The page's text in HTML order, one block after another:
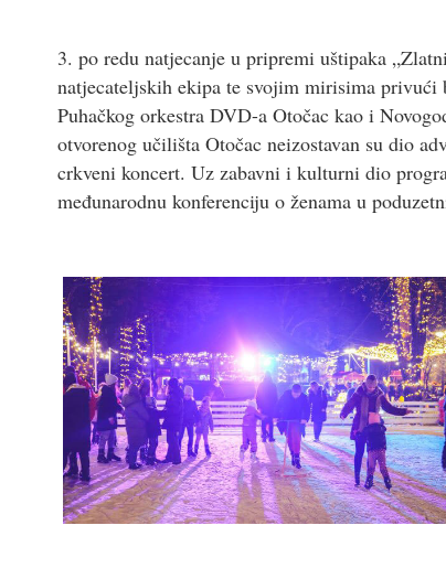
3. po redu natjecanje u pripremi uštipaka
natjecateljskih ekipa te svojim mirisima
Puhačkog orkestra DVD-a Otočac kao i
otvorenog učilišta Otočac neizostavan su dio
crkveni koncert. Uz zabavni i kulturni dio
međunarodnu konferenciju o ženama u